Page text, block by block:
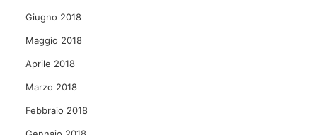
Giugno 2018
Maggio 2018
Aprile 2018
Marzo 2018
Febbraio 2018